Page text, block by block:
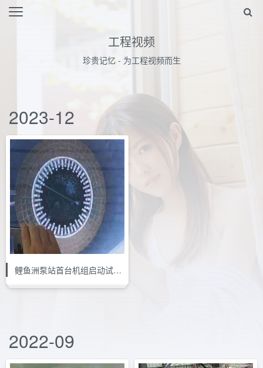
工程视频
珍贵记忆 - 为工程视频而生
2023-12
鲤鱼洲泵站首台机组启动试通水高位水池瞬间
2022-09